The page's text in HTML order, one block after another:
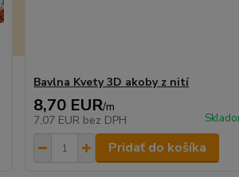
Bavlna Kvety 3D akoby z nití
8,70 EUR/m
7,07 EUR bez DPH
Pridať do košíka